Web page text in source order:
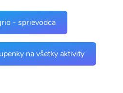
- sprievodca
na všetky aktivity